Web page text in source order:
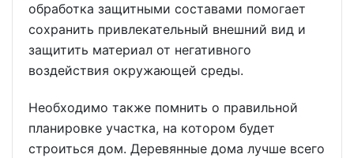
обработка защитными составами помогает
сохранить привлекательный внешний вид и
защитить материал от негативного
воздействия окружающей среды.
Необходимо также помнить о правильной
планировке участка, на котором будет
строиться дом. Деревянные дома лучше всего